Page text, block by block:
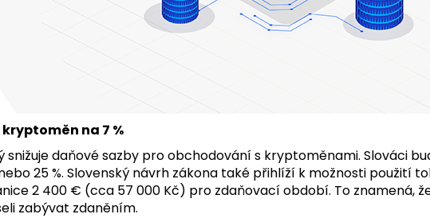
na 7 %
snižuje daňové sazby pro obchodování s kryptoměnami. Slováci
25 %. Slovenský návrh zákona také přihlíží k možnosti
2 400 € (cca 57 000 Kč) pro zdaňovací období. To
zabývat zdaněním.